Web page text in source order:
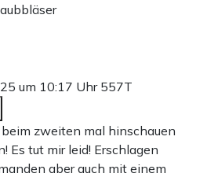
um 10:17 Uhr 557T
beim zweiten mal hinschauen
Es tut mir leid! Erschlagen
aber auch mit einem